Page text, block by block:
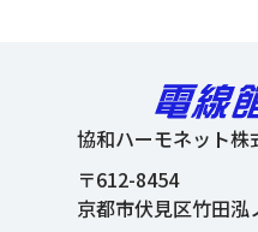
協和ハーモネット株
〒612-8454
京都市伏見区竹田泓